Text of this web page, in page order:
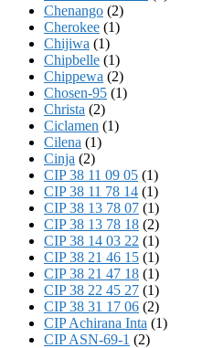
Chenango (2)
Cherokee (1)
Chijiwa (1)
Chipbelle (1)
Chippewa (2)
Chosen-95 (1)
Christa (2)
Ciclamen (1)
Cilena (1)
Cinja (2)
CIP 38 11 09 05 (1)
CIP 38 11 78 14 (1)
CIP 38 13 78 07 (1)
CIP 38 13 78 18 (2)
CIP 38 14 03 22 (1)
CIP 38 21 46 15 (1)
CIP 38 21 47 18 (1)
CIP 38 22 45 27 (1)
CIP 38 31 17 06 (2)
CIP Achirana Inta (1)
CIP ASN-69-1 (2)